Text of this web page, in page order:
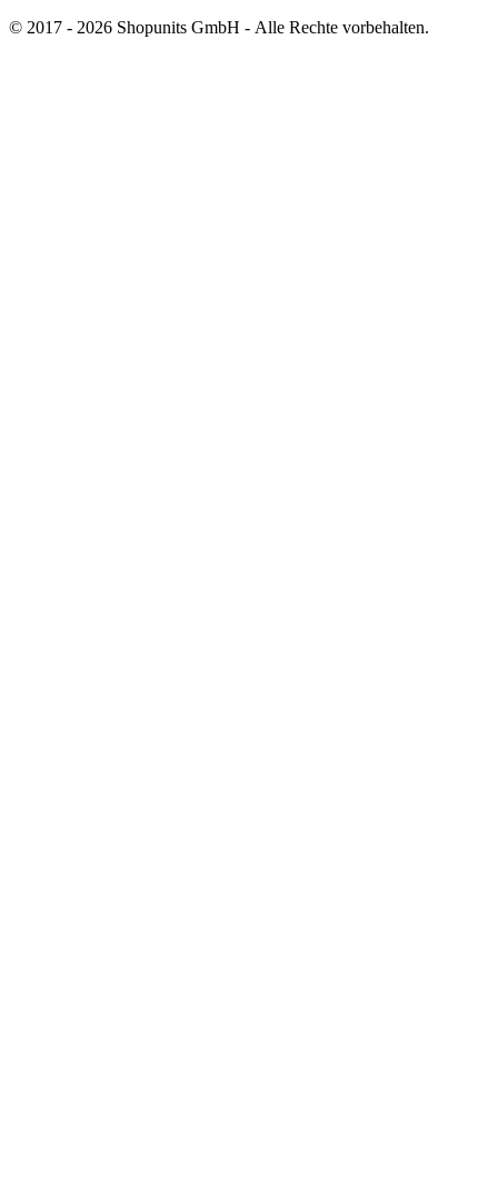
© 2017 - 2026 Shopunits GmbH - Alle Rechte vorbehalten.